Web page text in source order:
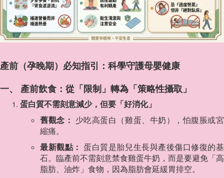
產前（孕晚期）必知指引：科學守護母嬰健康
一、 產前飲食：從「限制」轉為「策略性攝取」
蛋白質不需刻意減少，但要「好消化」
舊觀念： 少吃高蛋白（雞蛋、牛奶），怕腹脹或宮
縮痛。
最新觀點： 蛋白質是胎兒生長與產後傷口修復的基
石。臨產前不需刻意禁食雞蛋牛奶，而是要避免「高
脂肪、油炸」食物，因為脂肪會延緩胃排空。